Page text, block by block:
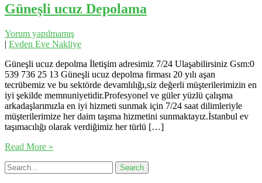
Güneşli ucuz Depolama
Yorum yapılmamış
| Evden Eve Nakliye
Güneşli ucuz depolma İletişim adresimiz 7/24 Ulaşabilirsiniz Gsm:0
539 736 25 13 Güneşli ucuz depolma firması 20 yılı aşan
tecrübemiz ve bu sektörde devamlılığı,siz değerli müşterilerimizin en
iyi şekilde memnuniyetidir.Profesyonel ve güler yüzlü çalışma
arkadaşlarımızla en iyi hizmeti sunmak için 7/24 saat dilimleriyle
müşterilerimize her daim taşıma hizmetini sunmaktayız.İstanbul ev
taşımacılığı olarak verdiğimiz her türlü […]
Read More »